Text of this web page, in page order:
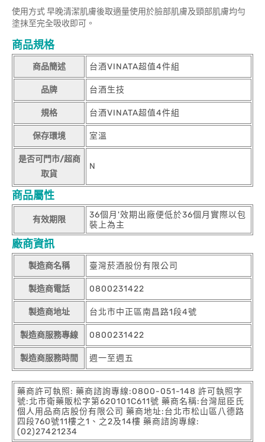
使用方式 早晚清潔肌膚後取適量使用於臉部肌膚及頸部肌膚均勻
塗抹至完全吸收即可。
商品規格
商品簡述 台酒VINATA超值4件組
品牌 台酒生技
規格 台酒VINATA超值4件組
保存環境 室溫
是否可門市/超商
取貨
N
商品屬性
有效期限
36個月'效期出廠便低於36個月實際以包
裝上為主
廠商資訊
製造商名稱 臺灣菸酒股份有限公司
製造商電話 0800231422
製造商地址 台北市中正區南昌路1段4號
製造商服務專線 0800231422
製造商服務時間 週一至週五
藥商許可執照: 藥商諮詢專線:0800-051-148 許可執照字
號:北市衛藥販松字第620101C611號 藥商名稱:台灣屈臣氏
個人用品商店股份有限公司 藥商地址:台北市松山區八德路
四段760號11樓之1、之2及14樓 藥商諮詢專線:
(02)27421234